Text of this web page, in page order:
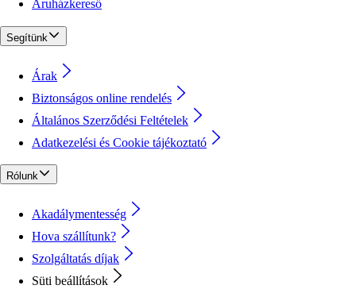
Áruházkereső
Segítünk
Árak
Biztonságos online rendelés
Általános Szerződési Feltételek
Adatkezelési és Cookie tájékoztató
Rólunk
Akadálymentesség
Hova szállítunk?
Szolgáltatás díjak
Süti beállítások